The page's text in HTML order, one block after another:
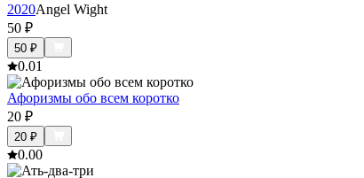
2020Angel Wight
50 ₽
50 ₽
0.01
Афоризмы обо всем коротко
20 ₽
20 ₽
0.00